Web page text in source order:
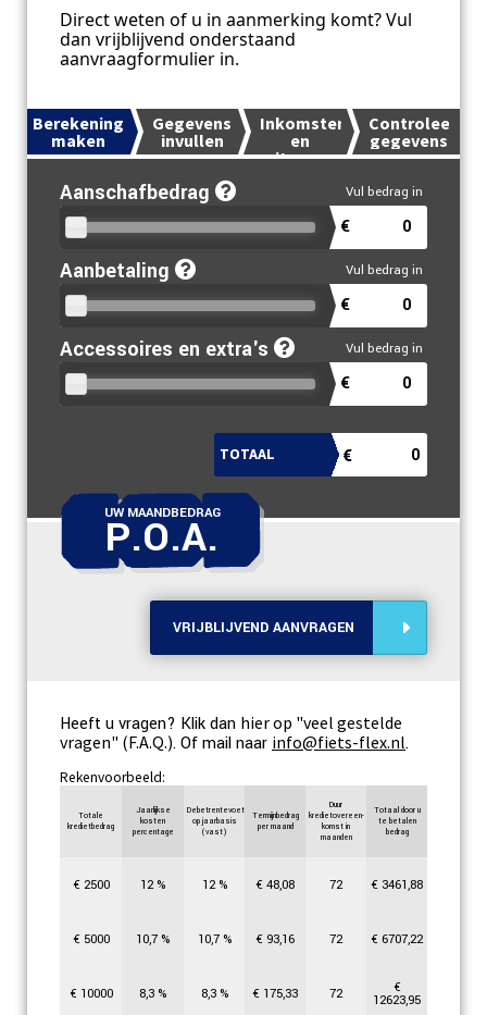
Direct weten of u in aanmerking komt? Vul
dan vrijblijvend onderstaand
aanvraagformulier in.
Berekening
maken
Gegevens
invullen
Inkomsten
en
uitgaven
Controleer
gegevens
Aanschafbedrag
€
Aanbetaling
€
Accessoires en extra's
€
UW MAANDBEDRAG
P.O.A.
VRIJBLIJVEND AANVRAGEN
Heeft u vragen? Klik dan hier op "veel gestelde
vragen" (F.A.Q.). Of mail naar info@fiets-flex.nl.
Rekenvoorbeeld:
Totale
kredietbedrag
Jaarlijkse
kosten
percentage
Debetrentevoet
op jaarbasis
(vast)
Termijnbedrag
per maand
Duur
kredietovereen-
komst in
maanden
Totaal door u
te betalen
bedrag
€ 2500 12 % 12 % €48,08 72 € 3461,88
€ 5000 10,7 % 10,7 % € 93,16 72 €6707,22
€ 10000 8,3 % 8,3 % € 175,33 72 €
12623,95